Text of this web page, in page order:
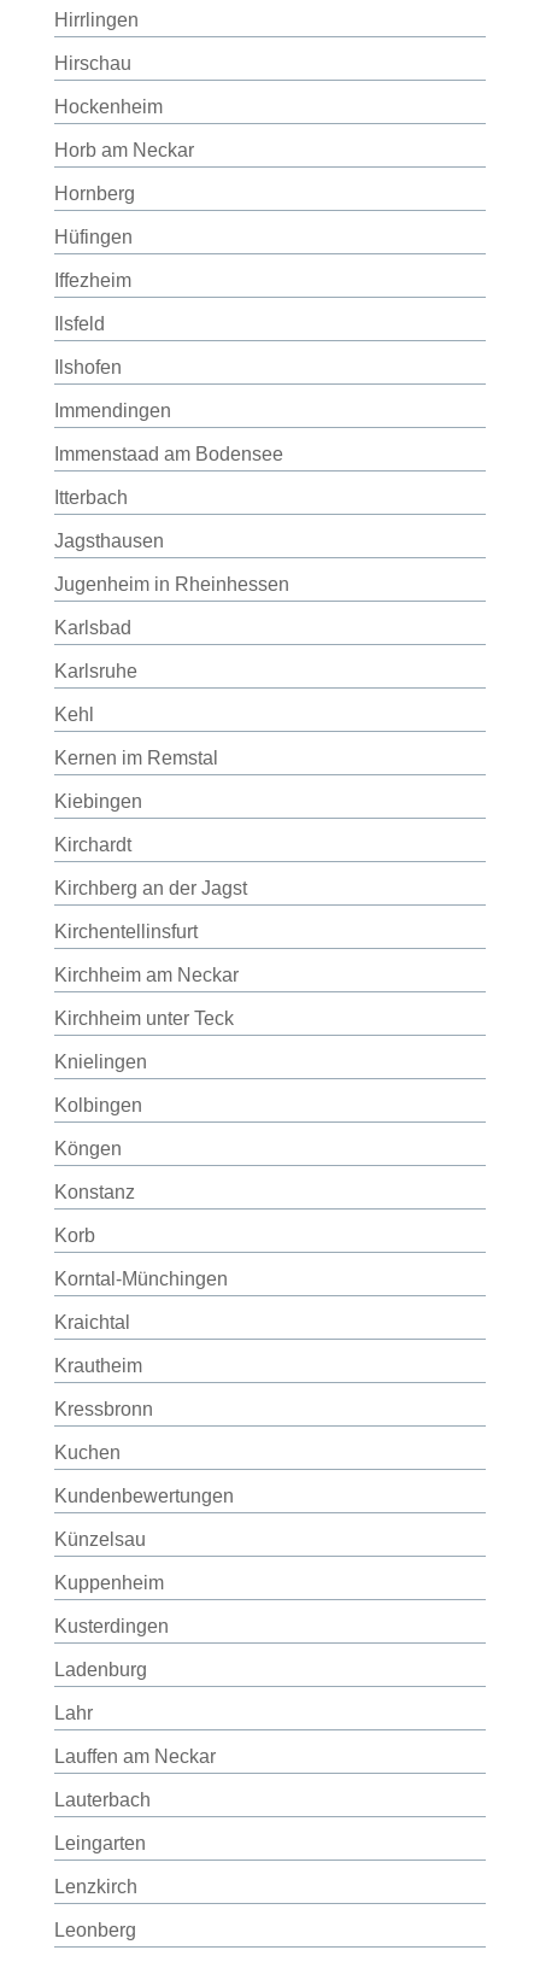
Hirrlingen
Hirschau
Hockenheim
Horb am Neckar
Hornberg
Hüfingen
Iffezheim
Ilsfeld
Ilshofen
Immendingen
Immenstaad am Bodensee
Itterbach
Jagsthausen
Jugenheim in Rheinhessen
Karlsbad
Karlsruhe
Kehl
Kernen im Remstal
Kiebingen
Kirchardt
Kirchberg an der Jagst
Kirchentellinsfurt
Kirchheim am Neckar
Kirchheim unter Teck
Knielingen
Kolbingen
Köngen
Konstanz
Korb
Korntal-Münchingen
Kraichtal
Krautheim
Kressbronn
Kuchen
Kundenbewertungen
Künzelsau
Kuppenheim
Kusterdingen
Ladenburg
Lahr
Lauffen am Neckar
Lauterbach
Leingarten
Lenzkirch
Leonberg